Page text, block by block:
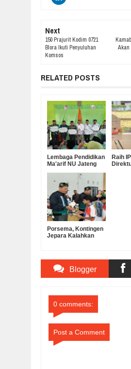
Next
150 Prajurit Kodim 0721
Blora Ikuti Penyuluhan
Komsos
RELATED POSTS
Lembaga Pendidikan
Ma'arif NU Jateng
Operasional MKKS
SMK Ma’arif
Raih
Porsema, Kontingen
Jepara Kalahkan
MI/SD
Blogger
0 comments:
Post a Comment